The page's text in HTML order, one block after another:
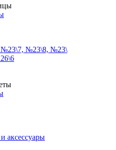
№23\7, №23\8, №23\
аксессуары